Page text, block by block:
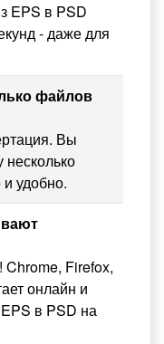
EPS в PSD
- даже для
файлов
Вы
несколько
удобно.
Firefox,
онлайн и
в PSD на